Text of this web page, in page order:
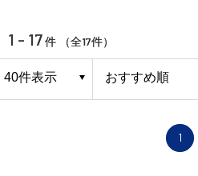
1 - 17件 （全17件）
1